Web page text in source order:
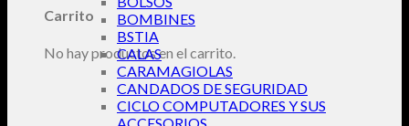
Carrito
No hay productos en el carrito.
BOMBINES
BSTIA
CALAS
CARAMAGIOLAS
CANDADOS DE SEGURIDAD
CICLO COMPUTADORES Y SUS